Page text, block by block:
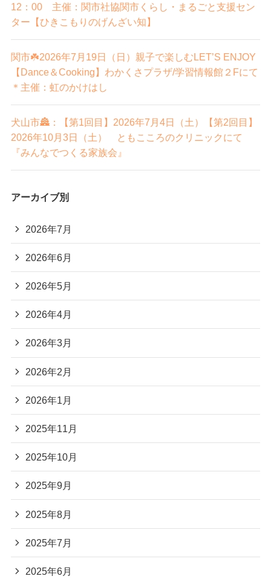
12：00 主催：関市社協関市くらし・まるごと支援セン
ター【ひきこもりのげんざい知】
関市☘️2026年7月19日（日）親子で楽しむLET’S ENJOY
【Dance＆Cooking】わかくさプラザ/学習情報館２Fにて
＊主催：虹のかけはし
犬山市🏯：【第1回目】2026年7月4日（土）【第2回目】
2026年10月3日（土） ともこころのクリニックにて
『みんなでつくる家族会』
アーカイブ別
2026年7月
2026年6月
2026年5月
2026年4月
2026年3月
2026年2月
2026年1月
2025年11月
2025年10月
2025年9月
2025年8月
2025年7月
2025年6月